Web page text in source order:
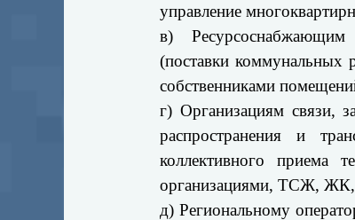
управление
в) Ресурсоснабжающим
(поставки
собственниками
г) Организациям связи,
распространения и
коллективного приема
организациями, ТСЖ,
д) Региональному